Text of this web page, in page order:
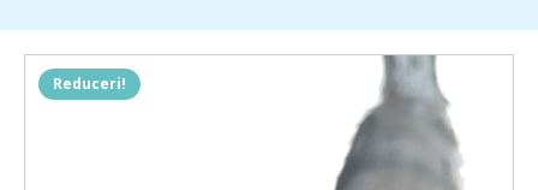
Reduceri!